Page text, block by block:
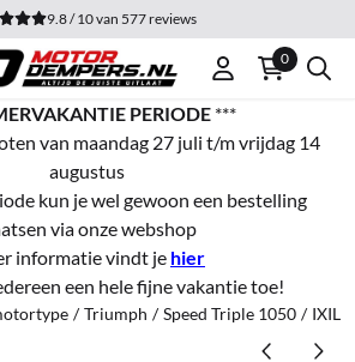
gesloten.
9.8 / 10van 577reviews
0
PERIODE***
van maandag 27 juli t/m vrijdag 14
augustus
kun je wel gewoon een bestelling
via onze webshop
informatie vindt je hier
een hele fijne vakantie toe!
/ Triumph / Speed Triple 1050 / IXIL